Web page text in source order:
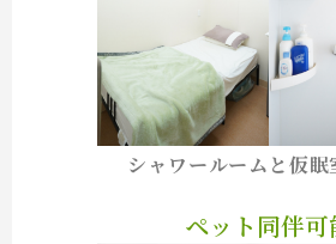
シャワールームと仮眠
ペット同伴可